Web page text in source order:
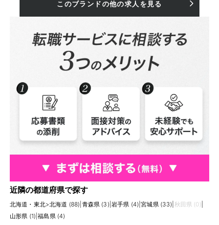
このブランドの他の求人を見る
近隣の都道府県で探す
北海道・東北>北海道 (88) 青森県 (3) 岩手県 (4) |宮城県 (33) 秋田県 (0)
山形県 (1) |福島県 (4)